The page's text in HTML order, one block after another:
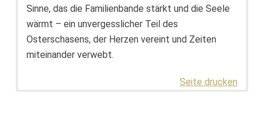
Sinne, das die Familienbande stärkt und die Seele
wärmt – ein unvergesslicher Teil des
Osterschasens, der Herzen vereint und Zeiten
miteinander verwebt.
Seite drucken